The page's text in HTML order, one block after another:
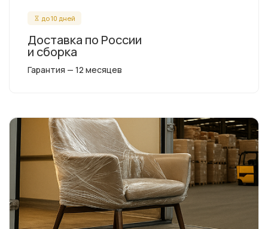
до 10 дней
Доставка по России
и сборка
Гарантия — 12 месяцев